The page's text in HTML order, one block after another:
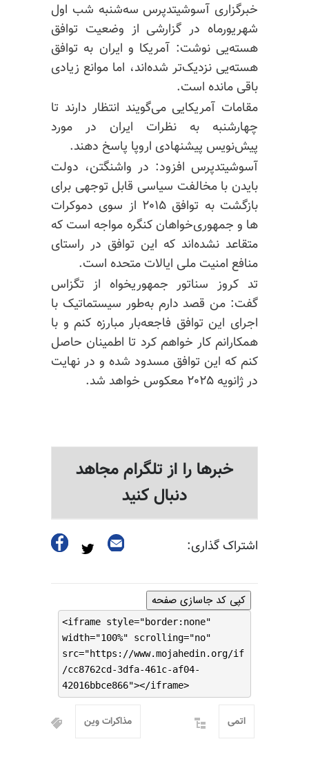
خبرگزاری آسوشیتدپرس سه‌شنبه شب اول
شهریورماه در گزارشی از وضعیت توافق
هسته‌یی نوشت: آمریکا و ایران به توافق
هسته‌یی نزدیک‌تر شده‌اند، اما موانع زیادی
باقی مانده است.
مقامات آمریکایی می‌گویند انتظار دارند تا
چهارشنبه به نظرات ایران در مورد
پیش‌نویس پیشنهادی اروپا پاسخ دهند.
آسوشیتدپرس افزود: در واشنگتن، دولت
بایدن با مخالفت سیاسی قابل توجهی برای
بازگشت به توافق ۲۰۱۵ از سوی دموکرات
ها و جمهوری‌خواهان کنگره مواجه است که
متقاعد نشده‌اند که این توافق در راستای
منافع امنیت ملی ایالات متحده است.
تد کروز سناتور جمهوریخواه از تگزاس
گفت: من قصد دارم به‌طور سیستماتیک با
اجرای این توافق فاجعه‌بار مبارزه کنم و با
همکارانم کار خواهم کرد تا اطمینان حاصل
کنم که این توافق مسدود شده و در نهایت
در ژانویه ۲۰۲۵ معکوس خواهد شد.
خبرها را از تلگرام مجاهد
دنبال کنید
اشتراک گذاری:
کپی کد جاسازی صفحه
<iframe style="border:none"
width="100%" scrolling="no"
src="https://www.mojahedin.org/if
/cc8762cd-3dfa-461c-af04-
42016bbce866"></iframe>
مذاکرات وین اتمی